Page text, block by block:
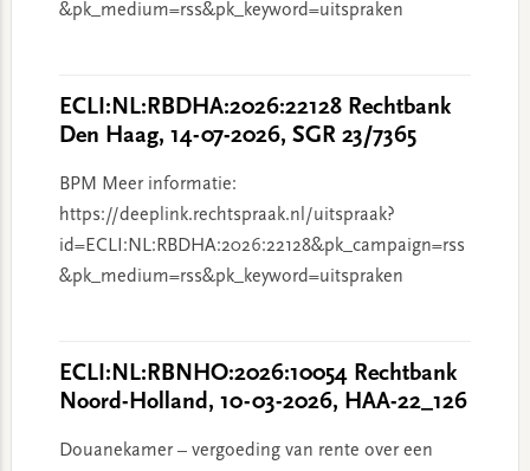
&pk_medium=rss&pk_keyword=uitspraken
ECLI:NL:RBDHA:2026:22128 Rechtbank
Den Haag, 14-07-2026, SGR 23/7365
BPM Meer informatie:
https://deeplink.rechtspraak.nl/uitspraak?
id=ECLI:NL:RBDHA:2026:22128&pk_campaign=rss
&pk_medium=rss&pk_keyword=uitspraken
ECLI:NL:RBNHO:2026:10054 Rechtbank
Noord-Holland, 10-03-2026, HAA-22_126
Douanekamer – vergoeding van rente over een